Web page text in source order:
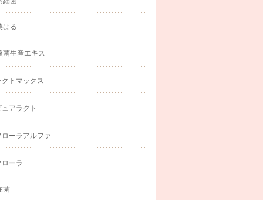
はる
菌生産エキス
クトマックス
ュアラクト
ローラアルファ
ローラ
菌